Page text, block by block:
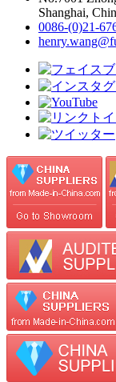
Shanghai,
0086-(0)21-